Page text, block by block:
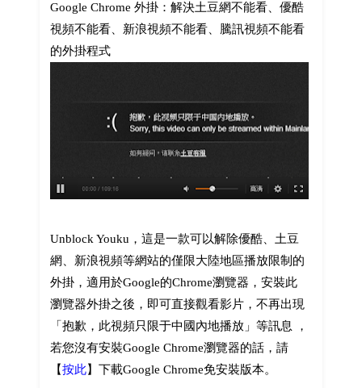
Google Chrome 外掛：解決土豆網不能看、優酷
視頻不能看、新浪視頻不能看、騰訊視頻不能看
的外掛程式
Unblock Youku，這是一款可以解除優酷、土豆
網、新浪視頻等網站的僅限大陸地區播放限制的
外掛，適用於Google的Chrome瀏覽器，安裝此
瀏覽器外掛之後，即可直接觀看影片，不再出現
「抱歉，此視頻只限于中國內地播放」等訊息 ，
若您沒有安裝Google Chrome瀏覽器的話，請
【按此】下載Google Chrome免安裝版本。